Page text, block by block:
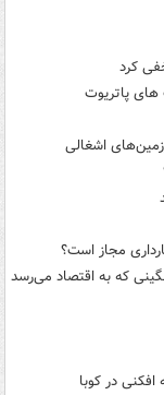
کرد
های پاتریوت
اشغالی
مجاز است؟
که به اقتصاد می‌رسد
افکنی در کوبا